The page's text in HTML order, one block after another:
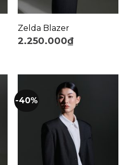
Zelda Blazer
2.250.000₫
-40%